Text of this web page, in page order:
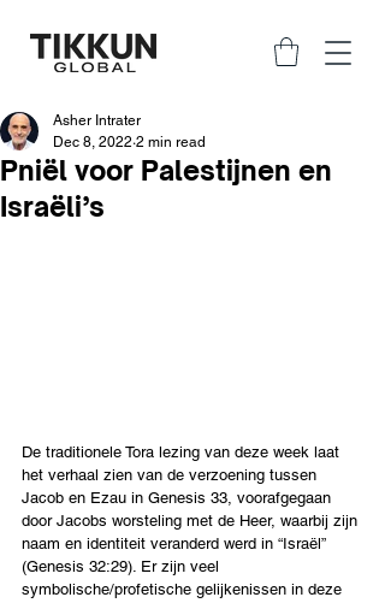
Pniël voor Palestijnen en
Israëli’s
Asher Intrater
Dec 8, 2022 2 min read
De traditionele Tora lezing van deze week laat
het verhaal zien van de verzoening tussen
Jacob en Ezau in Genesis 33, voorafgegaan
door Jacobs worsteling met de Heer, waarbij zijn
naam en identiteit veranderd werd in “Israël”
(Genesis 32:29). Er zijn veel
symbolische/profetische gelijkenissen in deze